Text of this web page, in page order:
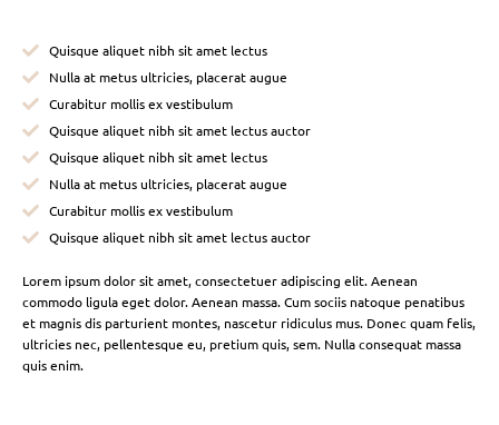
Quisque aliquet nibh sit amet lectus
Nulla at metus ultricies, placerat augue
Curabitur mollis ex vestibulum
Quisque aliquet nibh sit amet lectus auctor
Quisque aliquet nibh sit amet lectus
Nulla at metus ultricies, placerat augue
Curabitur mollis ex vestibulum
Quisque aliquet nibh sit amet lectus auctor
Lorem ipsum dolor sit amet, consectetuer adipiscing elit. Aenean
commodo ligula eget dolor. Aenean massa. Cum sociis natoque penatibus
et magnis dis parturient montes, nascetur ridiculus mus. Donec quam felis,
ultricies nec, pellentesque eu, pretium quis, sem. Nulla consequat massa
quis enim.